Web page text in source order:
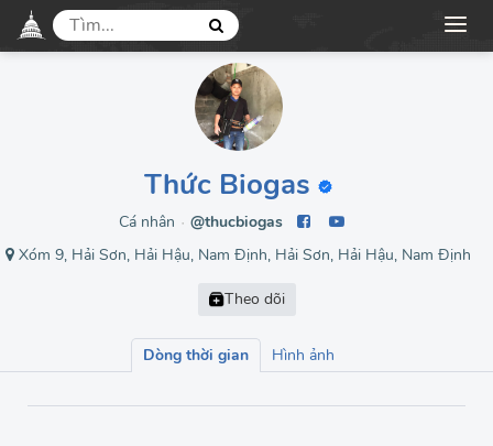
Thức Biogas
Cá nhân ●
@thucbiogas
Xóm 9, Hải Sơn, Hải Hậu, Nam Định, Hải Sơn, Hải Hậu, Nam Định
Dòng thời gian Hình ảnh